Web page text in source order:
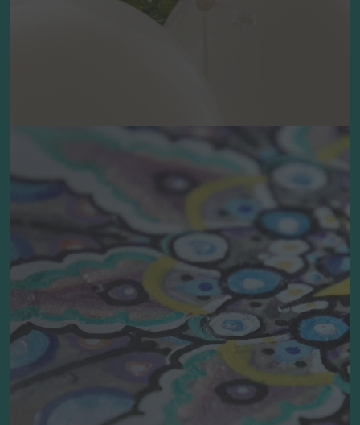
Gesten des
Trostes
Besondere Rituale und Gesten sind
tröstend und machen jede Trauerfeier zu
einem ganz besonderen Moment der
Erinnerung. Meist wird auf der Trauerfeier
gemeinsam gesungen und gebetet. Es